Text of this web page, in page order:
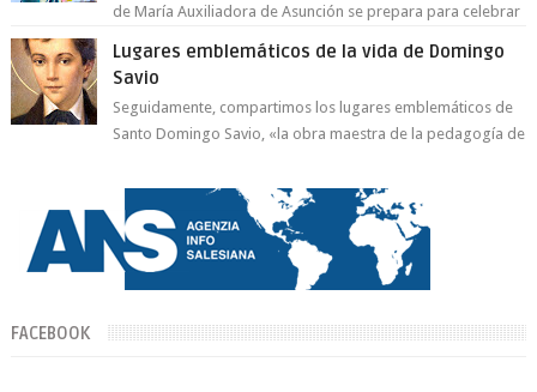
de María Auxiliadora de Asunción se prepara para celebrar
Lugares emblemáticos de la vida de Domingo
Savio
Seguidamente, compartimos los lugares emblemáticos de
Santo Domingo Savio, «la obra maestra de la pedagogía de
FACEBOOK